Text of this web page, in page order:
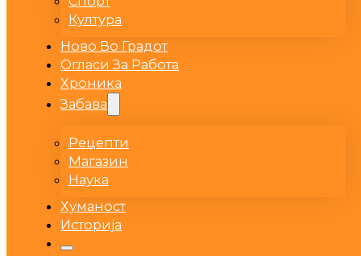
Култура
Ново Во Градот
Огласи За Работа
Хроника
Забава
Рецепти
Магазин
Наука
Хуманост
Историја